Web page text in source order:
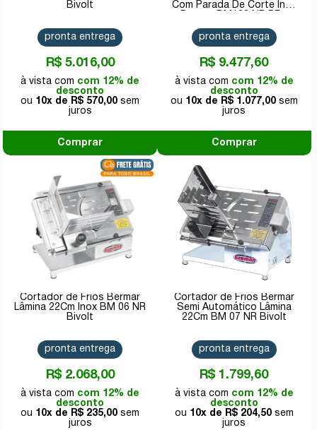
Bivolt
R$ 5.016,00
com 12% de
desconto
10x de
R$ 570,00
pronta entrega
Comprar
Com Parada De Corte Inox
R$ 9.477,60
com 12% de
desconto
10x de
R$ 1.077,00
pronta entrega
Comprar
Cortador de Frios Bermar
Lâmina 22Cm Inox BM 06 NR
Bivolt
R$ 2.068,00
com 12% de
desconto
10x de
R$ 235,00
pronta entrega
Cortador de Frios Bermar
Semi Automático Lâmina
22Cm BM 07 NR Bivolt
R$ 1.799,60
com 12% de
desconto
10x de
R$ 204,50
pronta entrega